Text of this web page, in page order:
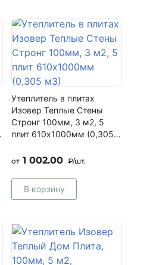
Утеплитель в плитах
Изовер Теплые Стены
Стронг 100мм, 3 м2, 5
плит 610х1000мм (0,305
от 1 002.00 ₽/шт.
В корзину